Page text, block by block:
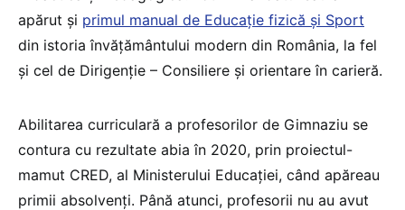
apărut și primul manual de Educație fizică și Sport
din istoria învățământului modern din România, la fel
și cel de Dirigenție – Consiliere și orientare în carieră.
Abilitarea curriculară a profesorilor de Gimnaziu se
contura cu rezultate abia în 2020, prin proiectul-
mamut CRED, al Ministerului Educației, când apăreau
primii absolvenți. Până atunci, profesorii nu au avut